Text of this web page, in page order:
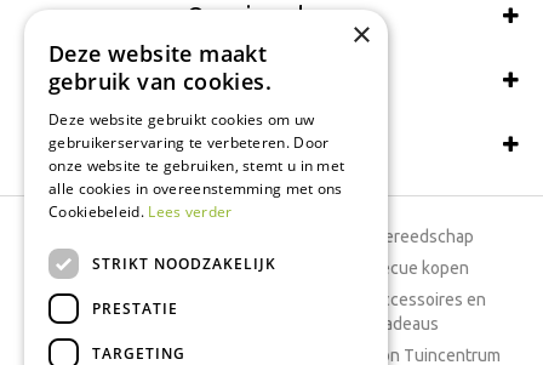
Openingsdagen
Wij accepteren ook:
Schrijf een recensie
Dierenwinkel
Tuinplanten
Tuingereedschap
Barbecue kopen
Woonaccessoires en
cadeaus
Cadeaubon Tuincentrum
×
Deze website maakt
gebruik van cookies.
Deze website gebruikt cookies om uw
gebruikerservaring te verbeteren. Door
onze website te gebruiken, stemt u in met
alle cookies in overeenstemming met ons
Cookiebeleid. Lees verder
STRIKT NOODZAKELIJK
PRESTATIE
TARGETING